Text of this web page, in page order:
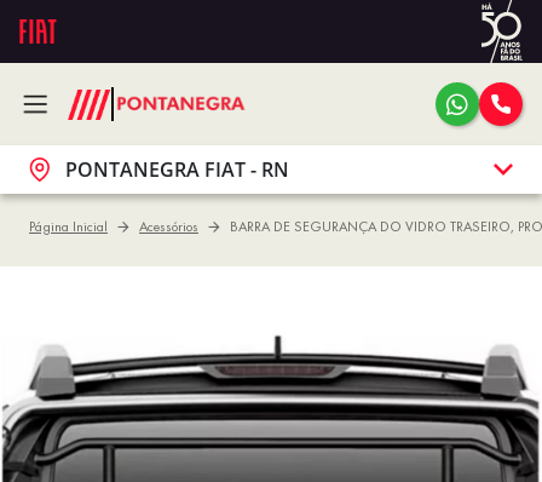
PONTANEGRA FIAT - RN
Página Inicial Acessórios BARRA DE SEGURANÇA DO VIDRO TRASEIRO,